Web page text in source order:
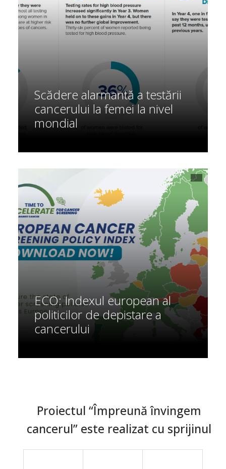
Scădere alarmantă a testării
cancerului la femei la nivel
mondial
ECO: Indexul european al
politicilor de depistare a
cancerului
Proiectul “Împreună învingem
cancerul” este realizat cu sprijinul